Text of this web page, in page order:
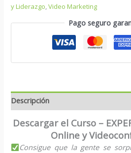
y Liderazgo,Video Marketing
Pago seguro
Descripción
Descargar el Curso –
Online y
Consigue que la gente se